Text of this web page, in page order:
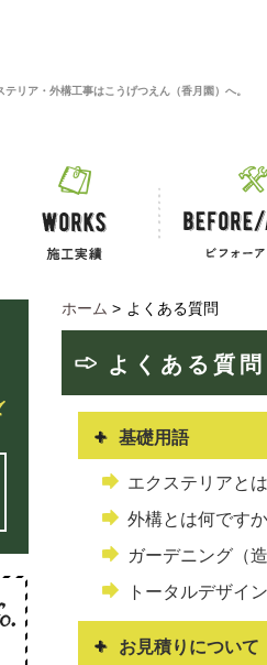
リア・外構工事はこうげつえん（香月園）へ。
ホーム > よくある質問
よくある質問
基礎用語
エクステリアと
外構とは何です
ガーデニング（
トータルデザイ
お見積りについて